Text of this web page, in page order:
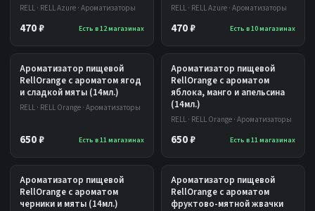
RELL · RELL Azure · Ароматизаторы
470 ₽ Есть в 12 магазинах
RELL · RELL Azure · Ароматизаторы
470 ₽ Есть в 10 магазинах
Ароматизатор пищевой
RellOrange с ароматом ягод
и сладкой мяты (14мл.)
RELL · RELL Orange · Ароматизаторы
650 ₽ Есть в 11 магазинах
Ароматизатор пищевой
RellOrange с ароматом
яблока, манго и апельсина
(14мл.)
RELL · RELL Orange · Ароматизаторы
650 ₽ Есть в 11 магазинах
Ароматизатор пищевой
RellOrange с ароматом
черники и мяты (14мл.)
Ароматизатор пищевой
RellOrange с ароматом
фруктово-мятной жвачки